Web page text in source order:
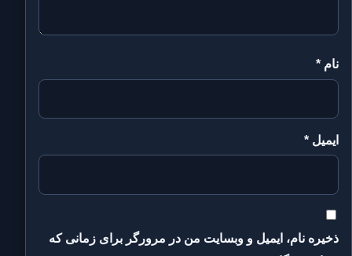
نام *
ایمیل *
ذخیره نام، ایمیل و وبسایت من در مرورگر برای زمانی که